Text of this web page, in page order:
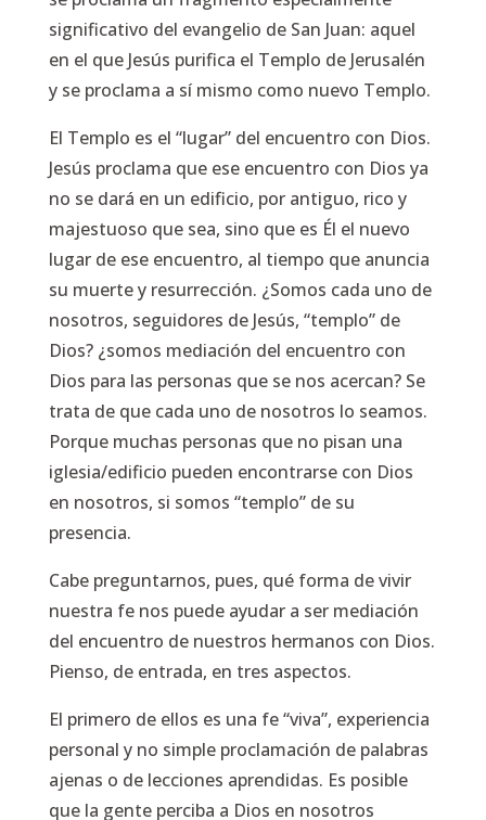
significativo del evangelio de San Juan: aquel
en el que Jesús purifica el Templo de Jerusalén
y se proclama a sí mismo como nuevo Templo.
El Templo es el “lugar” del encuentro con Dios.
Jesús proclama que ese encuentro con Dios ya
no se dará en un edificio, por antiguo, rico y
majestuoso que sea, sino que es Él el nuevo
lugar de ese encuentro, al tiempo que anuncia
su muerte y resurrección. ¿Somos cada uno de
nosotros, seguidores de Jesús, “templo” de
Dios? ¿somos mediación del encuentro con
Dios para las personas que se nos acercan? Se
trata de que cada uno de nosotros lo seamos.
Porque muchas personas que no pisan una
iglesia/edificio pueden encontrarse con Dios
en nosotros, si somos “templo” de su
presencia.
Cabe preguntarnos, pues, qué forma de vivir
nuestra fe nos puede ayudar a ser mediación
del encuentro de nuestros hermanos con Dios.
Pienso, de entrada, en tres aspectos.
El primero de ellos es una fe “viva”, experiencia
personal y no simple proclamación de palabras
ajenas o de lecciones aprendidas. Es posible
que la gente perciba a Dios en nosotros